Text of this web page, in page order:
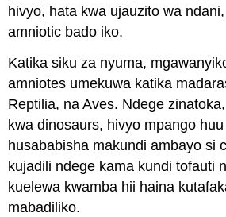
hivyo, hata kwa ujauzito wa
amniotic bado iko.
Katika siku za nyuma,
amniotes umekuwa katika
Reptilia, na Aves. Ndege
kwa dinosaurs, hivyo mpango
husababisha makundi ambayo si
kujadili ndege kama kundi tofauti
kuelewa kwamba hii haina
mabadiliko.